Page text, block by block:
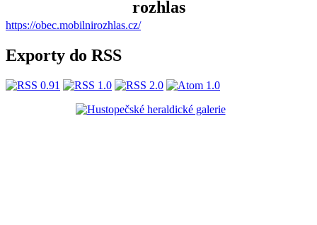
https://obec.mobilnirozhlas.cz/
Exporty do RSS